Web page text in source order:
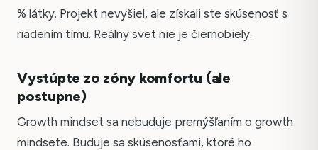
% látky. Projekt nevyšiel, ale získali ste skúsenosť s
riadením tímu. Reálny svet nie je čiernobiely.
Vystúpte zo zóny komfortu (ale
postupne)
Growth mindset sa nebuduje premýšľaním o growth
mindsete. Buduje sa skúsenosťami, ktoré ho